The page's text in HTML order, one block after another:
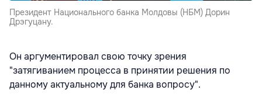
Президент Национального банка Молдовы (НБМ) Дорин
Дрэгуцану.
Он аргументировал свою точку зрения
"затягиванием процесса в принятии решения по
данному актуальному для банка вопросу".